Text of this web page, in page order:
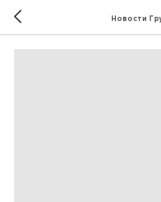
Новости